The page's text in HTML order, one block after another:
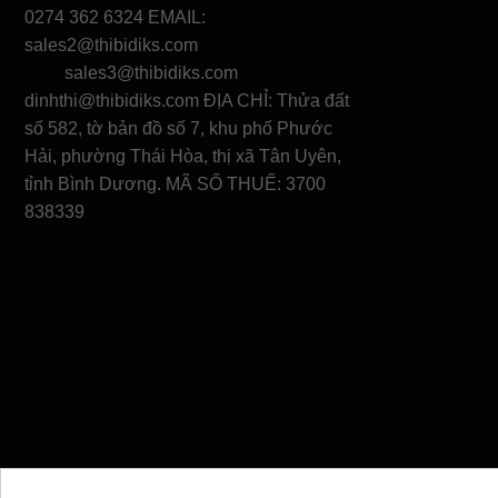
0274 362 6324 EMAIL:
sales2@thibidiks.com
sales3@thibidiks.com
dinhthi@thibidiks.com ĐỊA CHỈ: Thửa đất
số 582, tờ bản đồ số 7, khu phố Phước
Hải, phường Thái Hòa, thị xã Tân Uyên,
tỉnh Bình Dương. MÃ SỐ THUẾ: 3700
838339